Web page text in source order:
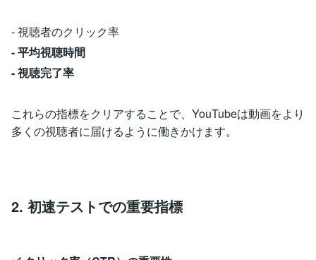
- 視聴者のクリック率
- 平均視聴時間
- 視聴完了率
これらの指標をクリアすることで、YouTubeは動画をより
多くの視聴者に届けるように働きかけます。
2. 初速テストでの重要指標